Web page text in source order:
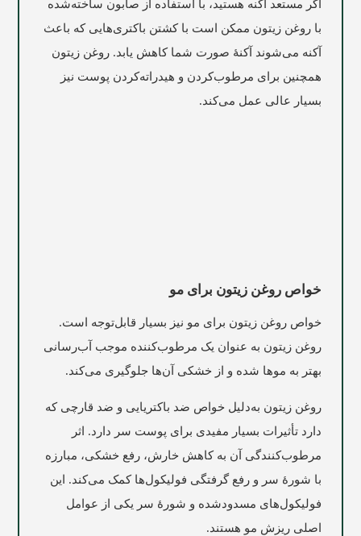
اگر مستعد آکنه هستید، با استفاده از صابون ساخته‌شده
با روغن زیتون ممکن است با کشتن باکتری‌هایی که باعث
آکنه می‌شوند آکنۀ صورت شما کاهش یابد. روغن زیتون
همچنین برای مرطوب‌کردن و هیدراته‌کردن پوست نیز
بسیار عالی عمل می‌کند.
خواص روغن زیتون برای مو
خواص روغن زیتون برای مو نیز بسیار قابل‌توجه است.
روغن زیتون به عنوان یک مرطوب‌کننده موجب آب‌رسانی
بهتر به موها شده و از خشکی آن‌ها جلوگیری می‌کند.
روغن زیتون به‌دلیل خواص ضد باکتریایی و ضد قارچی که
دارد تأثیرات بسیار مفیدی برای پوست سر دارد. اثر
مرطوب‌کنندگی آن به کاهش خارش، رفع خشکی، مبارزه
با شورۀ سر و رفع گرفتگی فولیکول‌ها کمک می‌کند. این
فولیکول‌های مسدودشده و شورۀ سر یکی از عوامل
اصلی ریزش مو هستند.